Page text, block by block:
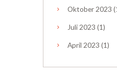
Oktober 2023
Juli 2023 (1)
April 2023 (1)